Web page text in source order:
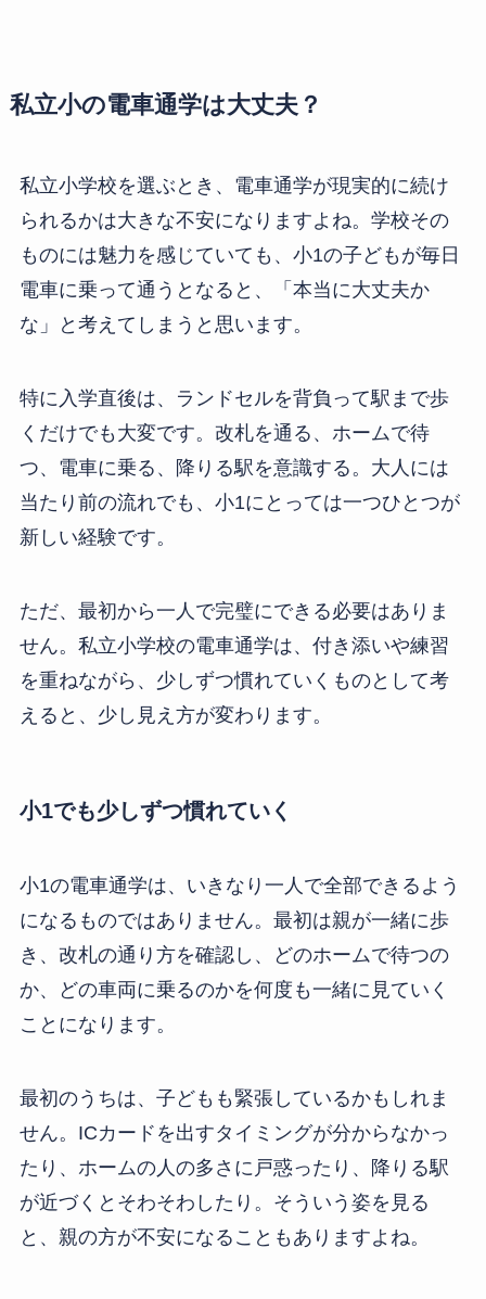
私立小の電車通学は大丈夫？
私立小学校を選ぶとき、電車通学が現実的に続け
られるかは大きな不安になりますよね。学校その
ものには魅力を感じていても、小1の子どもが毎日
電車に乗って通うとなると、「本当に大丈夫か
な」と考えてしまうと思います。
特に入学直後は、ランドセルを背負って駅まで歩
くだけでも大変です。改札を通る、ホームで待
つ、電車に乗る、降りる駅を意識する。大人には
当たり前の流れでも、小1にとっては一つひとつが
新しい経験です。
ただ、最初から一人で完璧にできる必要はありま
せん。私立小学校の電車通学は、付き添いや練習
を重ねながら、少しずつ慣れていくものとして考
えると、少し見え方が変わります。
小1でも少しずつ慣れていく
小1の電車通学は、いきなり一人で全部できるよう
になるものではありません。最初は親が一緒に歩
き、改札の通り方を確認し、どのホームで待つの
か、どの車両に乗るのかを何度も一緒に見ていく
ことになります。
最初のうちは、子どもも緊張しているかもしれま
せん。ICカードを出すタイミングが分からなかっ
たり、ホームの人の多さに戸惑ったり、降りる駅
が近づくとそわそわしたり。そういう姿を見る
と、親の方が不安になることもありますよね。